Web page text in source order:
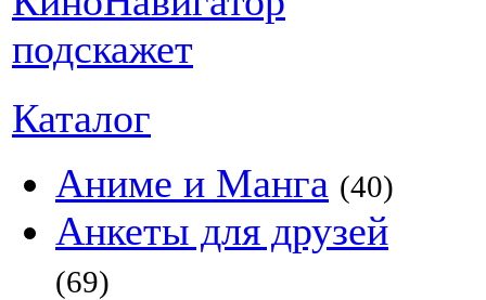
Каталог
Аниме и Манга (40)
Анкеты для друзей
(69)